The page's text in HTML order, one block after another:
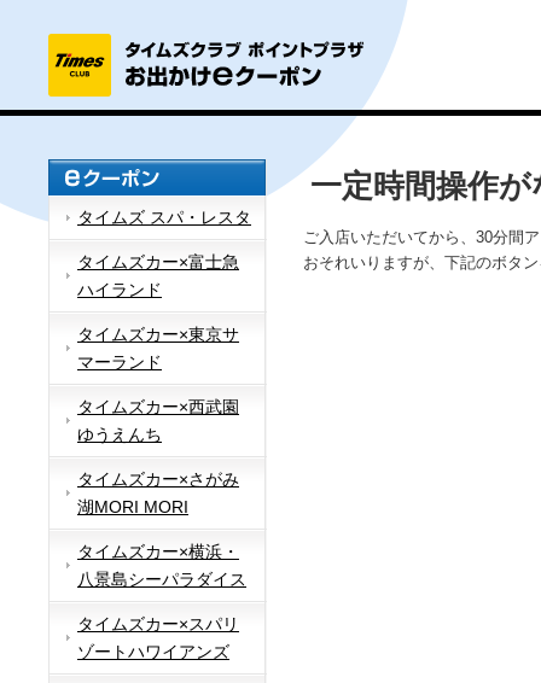
タイムズ スパ・レスタ
タイムズカー×富士急
ハイランド
タイムズカー×東京サ
マーランド
タイムズカー×西武園
ゆうえんち
タイムズカー×さがみ
湖MORI MORI
タイムズカー×横浜・
八景島シーパラダイス
タイムズカー×スパリ
ゾートハワイアンズ
一定時間操作
ご入店いただいてから、30分間
おそれいりますが、下記のボタ